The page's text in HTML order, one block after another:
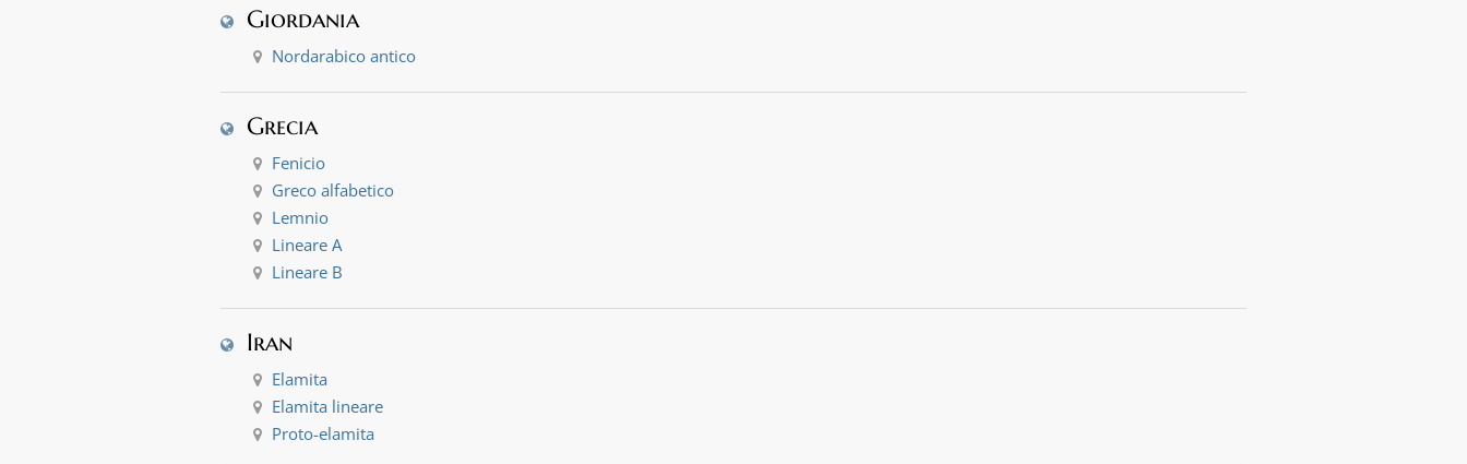
Giordania
Nordarabico antico
Grecia
Fenicio
Greco alfabetico
Lemnio
Lineare A
Lineare B
Iran
Elamita
Elamita lineare
Proto-elamita